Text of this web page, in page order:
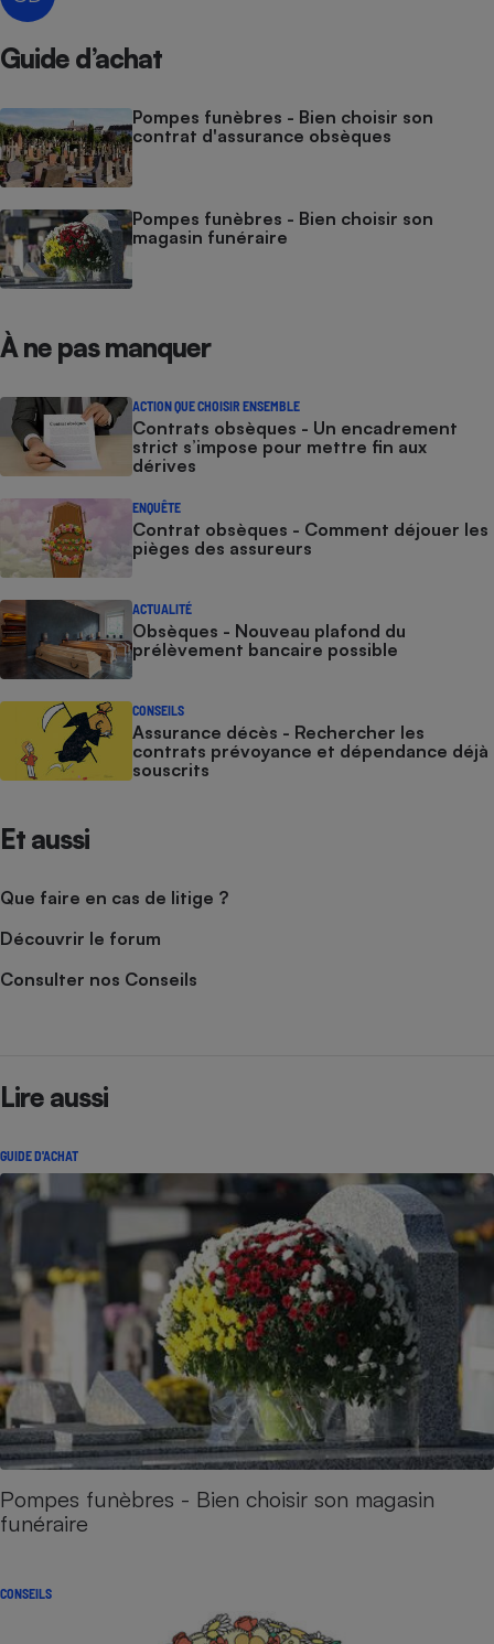
Guide d’achat
Pompes funèbres - Bien choisir son
contrat d'assurance obsèques
Pompes funèbres - Bien choisir son
magasin funéraire
À ne pas manquer
ACTION QUE CHOISIR ENSEMBLE
Contrats obsèques - Un encadrement
strict s’impose pour mettre fin aux
dérives
ENQUÊTE
Contrat obsèques - Comment déjouer les
pièges des assureurs
ACTUALITÉ
Obsèques - Nouveau plafond du
prélèvement bancaire possible
CONSEILS
Assurance décès - Rechercher les
contrats prévoyance et dépendance déjà
souscrits
Et aussi
Que faire en cas de litige ?
Découvrir le forum
Consulter nos Conseils
Lire aussi
GUIDE D'ACHAT
Pompes funèbres - Bien choisir son magasin
funéraire
CONSEILS